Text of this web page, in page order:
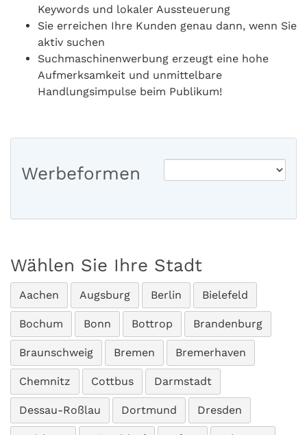
Keywords und lokaler Aussteuerung
Sie erreichen Ihre Kunden genau dann, wenn Sie
aktiv suchen
Suchmaschinenwerbung erzeugt eine hohe
Aufmerksamkeit und unmittelbare
Handlungsimpulse beim Publikum!
Werbeformen
Wählen Sie Ihre Stadt
Aachen Augsburg Berlin Bielefeld
Bochum Bonn Bottrop Brandenburg
Braunschweig Bremen Bremerhaven
Chemnitz Cottbus Darmstadt
Dessau-Roßlau Dortmund Dresden